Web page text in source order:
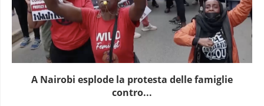
A Nairobi esplode la protesta delle famiglie
contro...